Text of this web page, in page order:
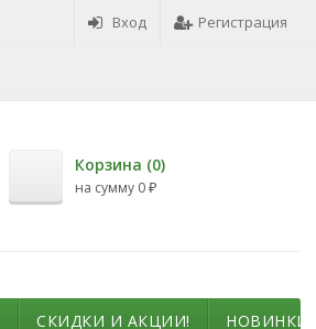
Вход Регистрация
Корзина (0)
на сумму 0 ₽
СКИДКИ И АКЦИИ! НОВИНКИ!